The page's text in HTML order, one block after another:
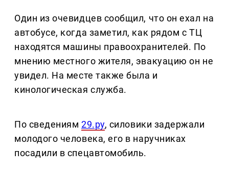
Один из очевидцев сообщил, что он ехал на
автобусе, когда заметил, как рядом с ТЦ
находятся машины правоохранителей. По
мнению местного жителя, эвакуацию он не
увидел. На месте также была и
кинологическая служба.
По сведениям29.ру, силовики задержали
молодого человека, его в наручниках
посадили в спецавтомобиль.